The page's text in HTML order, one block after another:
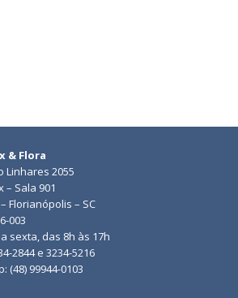
& Flora
Linhares 2055
– Sala 901
Florianópolis – SC
003
sexta, das 8h às 17h
2844 e 3234-5216
(48) 99944-0103